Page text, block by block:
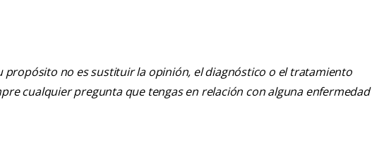
propósito no es sustituir la opinión, el diagnóstico o el tratamiento
cualquier pregunta que tengas en relación con alguna enfermedad